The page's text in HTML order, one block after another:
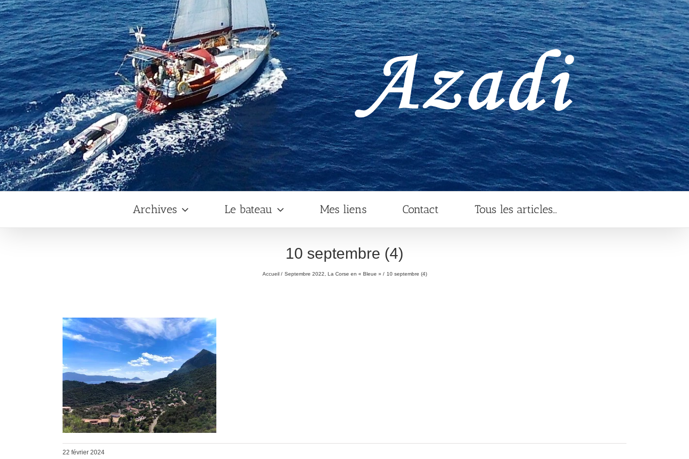
Archives Le bateau Mes liens Contact Tous les articles…
10 septembre (4)
Accueil Septembre 2022, La Corse en « Bleue » 10 septembre (4)
22 février 2024